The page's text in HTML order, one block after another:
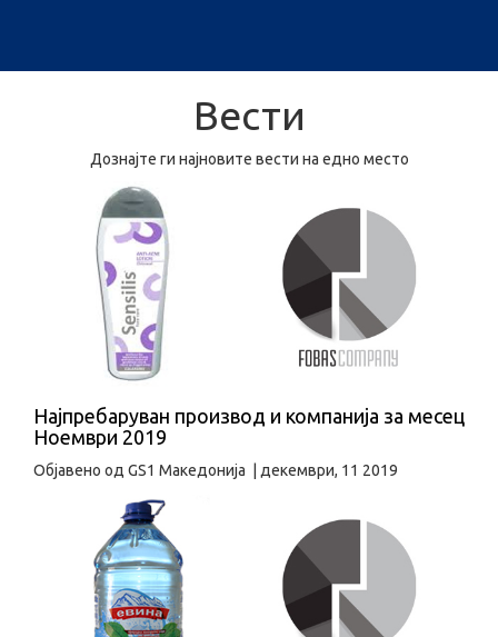
Вести
Дознајте ги најновите вести на едно место
Најпребаруван производ и компанија за месец
Ноември 2019
Објавено од GS1 Македонија декември, 11 2019